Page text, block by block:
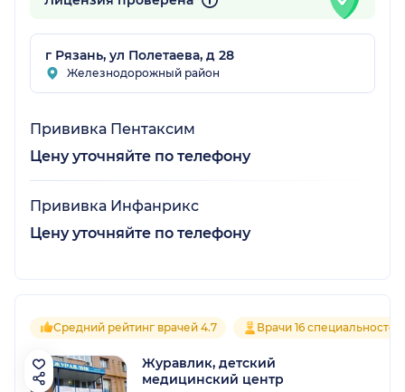
г Рязань, ул Полетаева, д 28
Железнодорожный район
Прививка Пентаксим
Цену уточняйте по телефону
Прививка Инфанрикс
Цену уточняйте по телефону
Средний рейтинг врачей 4.7 Врачи 16 специальностей
Журавлик, детский
медицинский центр